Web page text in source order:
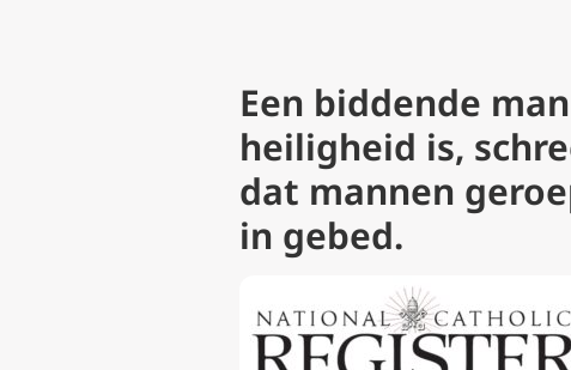
Een biddende
heiligheid is,
dat mannen
in gebed.